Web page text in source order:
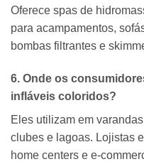
Oferece spas de
para acampamentos,
bombas filtrantes e
6. Onde os
infláveis coloridos?
Eles utilizam em
clubes e lagoas. Lojistas
home centers e e-